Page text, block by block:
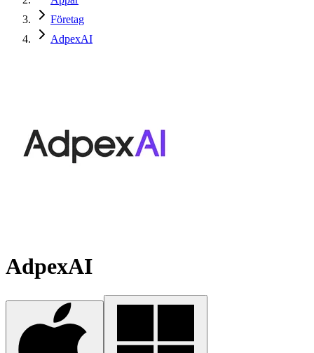
Företag
AdpexAI
AdpexAI